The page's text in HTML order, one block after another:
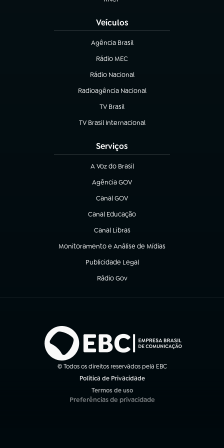
(abre em nova aba)
Veículos
Agência Brasil
(abre em nova aba)
Rádio MEC
(abre em nova aba)
Rádio Nacional
Radioagência Nacional
(abre em nova aba)
TV Brasil
(abre em nova aba)
TV Brasil Internacional
(abre em nova aba)
Serviços
A Voz do Brasil
(abre em nova aba)
Agência GOV
(abre em nova aba)
Canal GOV
(abre em nova aba)
Canal Educação
(abre em nova aba)
Canal Libras
(abre em nova aba)
Monitoramento e Análise de Mídias
(abre em nova aba)
Publicidade Legal
(abre em nova aba)
Rádio Gov
(abre em nova aba)
© Todos os direitos reservados pela EBC
Política de Privacidade
Termos de uso
(abre em nova aba)
Preferências de privacidade